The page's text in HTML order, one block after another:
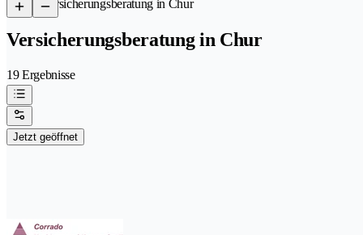
/Versicherungsberatung in Chur
Versicherungsberatung in Chur
19 Ergebnisse
Jetzt geöffnet